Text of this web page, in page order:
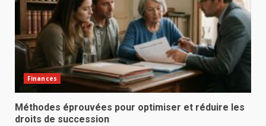
Finances
Méthodes éprouvées pour optimiser et réduire les
droits de succession